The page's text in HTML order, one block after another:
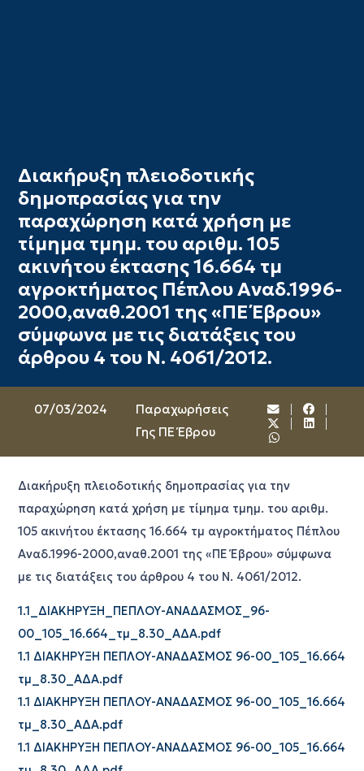
Διακήρυξη πλειοδοτικής
δημοπρασίας για την
παραχώρηση κατά χρήση με
τίμημα τμημ. του αριθμ. 105
ακινήτου έκτασης 16.664 τμ
αγροκτήματος Πέπλου Αναδ.1996-
2000,αναθ.2001 της «ΠΕ Έβρου»
σύμφωνα με τις διατάξεις του
άρθρου 4 του Ν. 4061/2012.
07/03/2024
Παραχωρήσεις
Γης ΠΕ Έβρου
Διακήρυξη πλειοδοτικής δημοπρασίας για την
παραχώρηση κατά χρήση με τίμημα τμημ. του αριθμ.
105 ακινήτου έκτασης 16.664 τμ αγροκτήματος Πέπλου
Αναδ.1996-2000,αναθ.2001 της «ΠΕ Έβρου» σύμφωνα
με τις διατάξεις του άρθρου 4 του Ν. 4061/2012.
1.1_ΔΙΑΚΗΡΥΞΗ_ΠΕΠΛΟΥ-ΑΝΑΔΑΣΜΟΣ_96-
00_105_16.664_τμ_8.30_ΑΔΑ.pdf
1.1 ΔΙΑΚΗΡΥΞΗ ΠΕΠΛΟΥ-ΑΝΑΔΑΣΜΟΣ 96-00_105_16.664
τμ_8.30_ΑΔΑ.pdf
1.1 ΔΙΑΚΗΡΥΞΗ ΠΕΠΛΟΥ-ΑΝΑΔΑΣΜΟΣ 96-00_105_16.664
τμ_8.30_ΑΔΑ.pdf
1.1 ΔΙΑΚΗΡΥΞΗ ΠΕΠΛΟΥ-ΑΝΑΔΑΣΜΟΣ 96-00_105_16.664